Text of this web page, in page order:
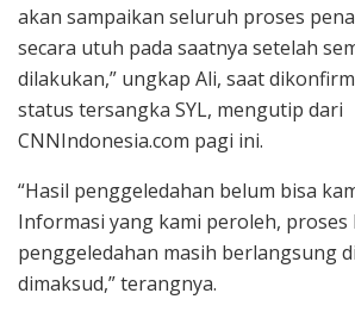
akan sampaikan seluruh proses
secara utuh pada saatnya setelah
dilakukan,” ungkap Ali, saat
status tersangka SYL, mengutip dari
CNNIndonesia.com pagi ini.
“Hasil penggeledahan belum bisa
Informasi yang kami peroleh, proses
penggeledahan masih berlangsung
dimaksud,” terangnya.